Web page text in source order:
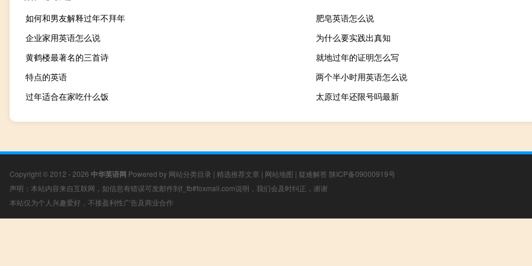
如何和男友解释过年不拜年
肥皂英语怎么说
企业家用英语怎么说
为什么要实践出真知
黄鹤楼最著名的三首诗
就地过年的证明怎么写
特点的英语
两个半小时用英语怎么说
过年适合在家吃什么饭
太原过年还限号吗最新
Copyright © 2012 - 2026 中华英语网 Powered by 网站分类目录 | 精选推荐文章 | 网站地图 | 疑难解答 陕ICP备09000919号
声明：本站内容来自互联网，如信息有错误可发邮件到f_fb#foxmail.com说明，我们会及时纠正，谢谢
本站仅为个人兴趣爱好，不接盈利性广告及商业合作